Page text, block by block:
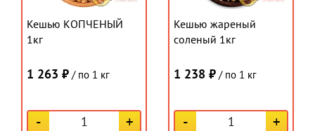
Кешью КОПЧЕНЫЙ
1кг
1 263 ₽ / по 1 кг
- +
Кешью жареный
соленый 1кг
1 238 ₽ / по 1 кг
- +